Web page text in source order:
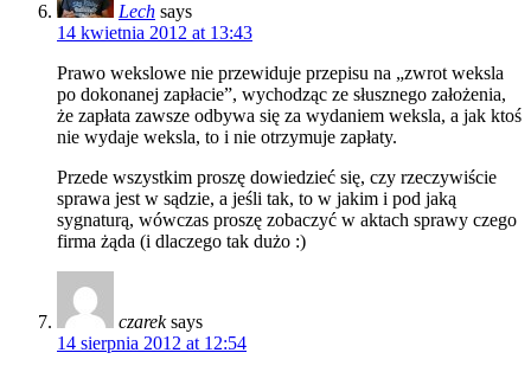
Lech says
14 kwietnia 2012 at 13:43
Prawo wekslowe nie przewiduje przepisu na „zwrot weksla
po dokonanej zapłacie”, wychodząc ze słusznego założenia,
że zapłata zawsze odbywa się za wydaniem weksla, a jak ktoś
nie wydaje weksla, to i nie otrzymuje zapłaty.
Przede wszystkim proszę dowiedzieć się, czy rzeczywiście
sprawa jest w sądzie, a jeśli tak, to w jakim i pod jaką
sygnaturą, wówczas proszę zobaczyć w aktach sprawy czego
firma żąda (i dlaczego tak dużo :)
czarek says
14 sierpnia 2012 at 12:54